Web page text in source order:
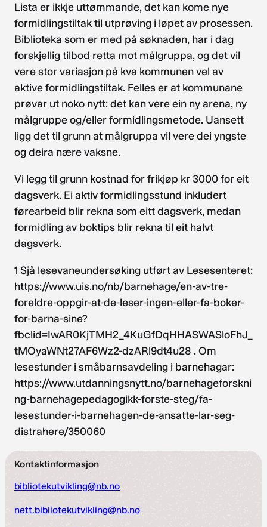
Lista er ikkje uttømmande, det kan kome nye
formidlingstiltak til utprøving i løpet av prosessen.
Biblioteka som er med på søknaden, har i dag
forskjellig tilbod retta mot målgruppa, og det vil
vere stor variasjon på kva kommunen vel av
aktive formidlingstiltak. Felles er at kommunane
prøvar ut noko nytt: det kan vere ein ny arena, ny
målgruppe og/eller formidlingsmetode. Uansett
ligg det til grunn at målgruppa vil vere dei yngste
og deira nære vaksne.
Vi legg til grunn kostnad for frikjøp kr 3000 for eit
dagsverk. Ei aktiv formidlingsstund inkludert
førearbeid blir rekna som eitt dagsverk, medan
formidling av boktips blir rekna til eit halvt
dagsverk.
1 Sjå lesevaneundersøking utført av Lesesenteret:
https://www.uis.no/nb/barnehage/en-av-tre-
foreldre-oppgir-at-de-leser-ingen-eller-fa-boker-
for-barna-sine?
fbclid=IwAR0KjTMH2_4KuGfDqHHASWASloFhJ_
tMOyaWNt27AF6Wz2-dzARl9dt4u28 . Om
lesestunder i småbarnsavdeling i barnehagar:
https://www.utdanningsnytt.no/barnehageforskni
ng-barnehagepedagogikk-forste-steg/fa-
lesestunder-i-barnehagen-de-ansatte-lar-seg-
distrahere/350060
Kontaktinformasjon
bibliotekutvikling@nb.no
nett.bibliotekutvikling@nb.no